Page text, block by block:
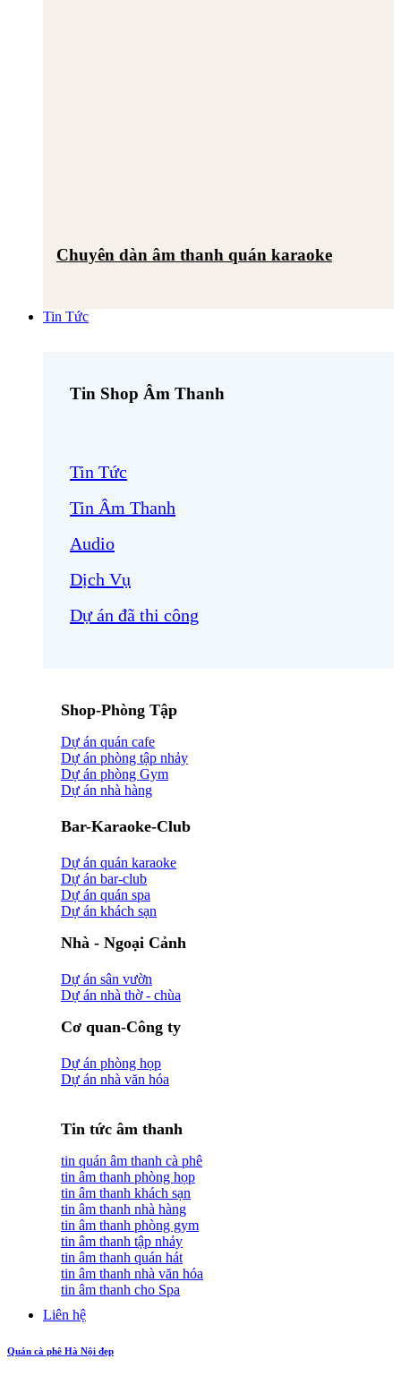
Chuyên dàn âm thanh quán karaoke
Tin Tức
Tin Shop Âm Thanh
Tin Tức
Tin Âm Thanh
Audio
Dịch Vụ
Dự án đã thi công
Shop-Phòng Tập
Dự án quán cafe
Dự án phòng tập nhảy
Dự án phòng Gym
Dự án nhà hàng
Bar-Karaoke-Club
Dự án quán karaoke
Dự án bar-club
Dự án quán spa
Dự án khách sạn
Nhà - Ngoại Cảnh
Dự án sân vườn
Dự án nhà thờ - chùa
Cơ quan-Công ty
Dự án phòng họp
Dự án nhà văn hóa
Tin tức âm thanh
tin quán âm thanh cà phê
tin âm thanh phòng họp
tin âm thanh khách sạn
tin âm thanh nhà hàng
tin âm thanh phòng gym
tin âm thanh tập nhảy
tin âm thanh quán hát
tin âm thanh nhà văn hóa
tin âm thanh cho Spa
Liên hệ
Quán cà phê Hà Nội đẹp